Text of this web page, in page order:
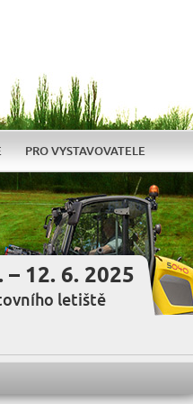
PRO VYSTAVOVATELE
12. 6. 2025
letiště